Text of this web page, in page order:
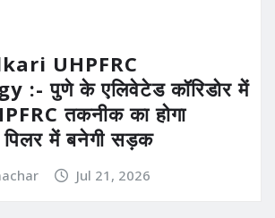
UHPFRC
:- पुणे के एलिवेटेड कॉरिडोर में
तकनीक का होगा
में बनेगी सड़क
Jul 21, 2026